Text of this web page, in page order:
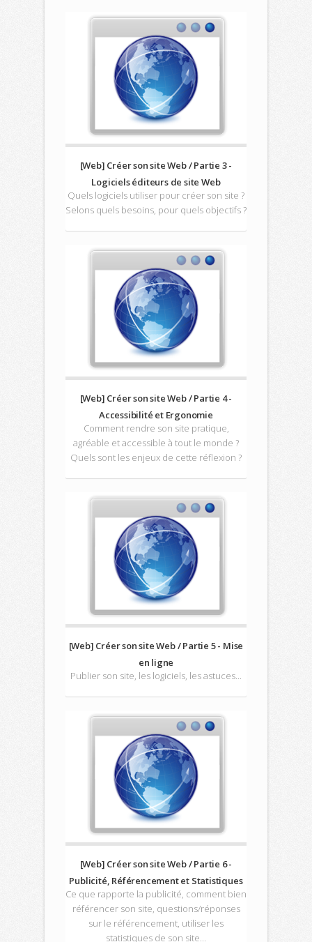
[Web] Créer son site Web / Partie 3 -
Logiciels éditeurs de site Web
Quels logiciels utiliser pour créer son site ?
Selons quels besoins, pour quels objectifs ?
[Web] Créer son site Web / Partie 4 -
Accessibilité et Ergonomie
Comment rendre son site pratique,
agréable et accessible à tout le monde ?
Quels sont les enjeux de cette réflexion ?
[Web] Créer son site Web / Partie 5 - Mise
en ligne
Publier son site, les logiciels, les astuces...
[Web] Créer son site Web / Partie 6 -
Publicité, Référencement et Statistiques
Ce que rapporte la publicité, comment bien
référencer son site, questions/réponses
sur le référencement, utiliser les
statistiques de son site...